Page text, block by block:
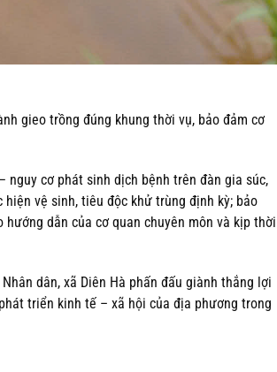
gieo trồng đúng khung thời vụ, bảo đảm cơ
cơ phát sinh dịch bệnh trên đàn gia súc,
vệ sinh, tiêu độc khử trùng định kỳ; bảo
dẫn của cơ quan chuyên môn và kịp thời
dân, xã Diên Hà phấn đấu giành thắng lợi
triển kinh tế – xã hội của địa phương trong